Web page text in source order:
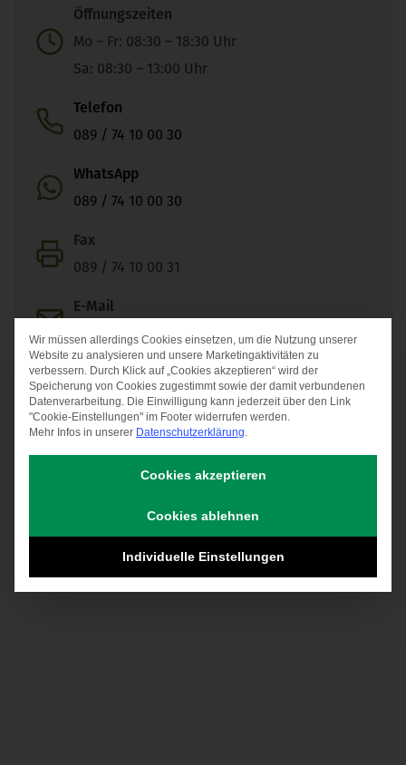
Öffnungszeiten
Mo – Fr: 08:30 – 18:30 Uhr
Sa: 08:30 – 13:00 Uhr
Telefon
089 / 74 10 00 30
WhatsApp
089 / 74 10 00 30
Fax
089 / 74 10 00 31
E-Mail
info@st-heinrich-apotheke.de
Datenschutz-
Wir müssen allerdings Cookies einsetzen, um die Nutzung unserer
Website zu analysieren und unsere Marketingaktivitäten zu
verbessern. Durch Klick auf „Cookies akzeptieren“ wird der
Speicherung von Cookies zugestimmt sowie der damit verbundenen
Datenverarbeitung. Die Einwilligung kann jederzeit über den Link
"Cookie-Einstellungen" im Footer widerrufen werden.
Mehr Infos in unserer Datenschutzerklärung.
Cookies akzeptieren
Cookies ablehnen
Individuelle Einstellungen